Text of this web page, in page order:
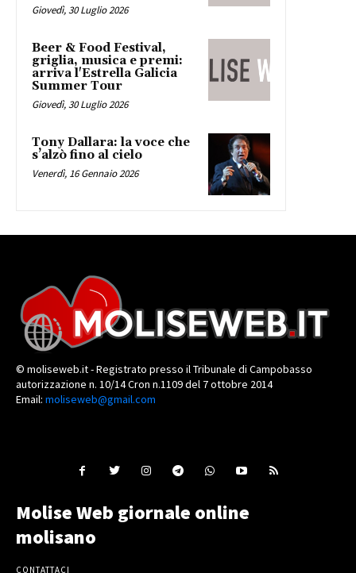
Giovedì, 30 Luglio 2026
Beer & Food Festival,
griglia, musica e premi:
arriva l'Estrella Galicia
Summer Tour
Giovedì, 30 Luglio 2026
Tony Dallara: la voce che
s’alzò fino al cielo
Venerdì, 16 Gennaio 2026
© moliseweb.it - Registrato presso il Tribunale di Campobasso
autorizzazione n. 10/14 Cron n.1109 del 7 ottobre 2014
Email: moliseweb@gmail.com
Molise Web giornale online
molisano
CONTATTACI